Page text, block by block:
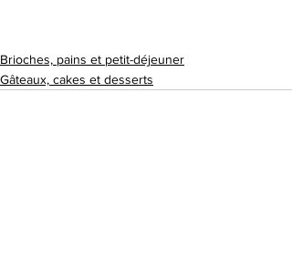
Brioches, pains et petit-déjeuner
Gâteaux, cakes et desserts